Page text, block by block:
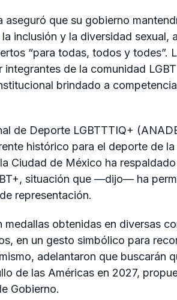
aseguró que su gobierno
inclusión y la diversidad sexual,
“para todas, todos y todes”.
de la comunidad
brindado a
de Deporte LGBTTTIQ+
histórico para el deporte de
Ciudad de México ha
situación que —dijo— ha
representación.
obtenidas en diversas
en un gesto simbólico para
adelantaron que buscarán
de las Américas en 2027,
Gobierno.